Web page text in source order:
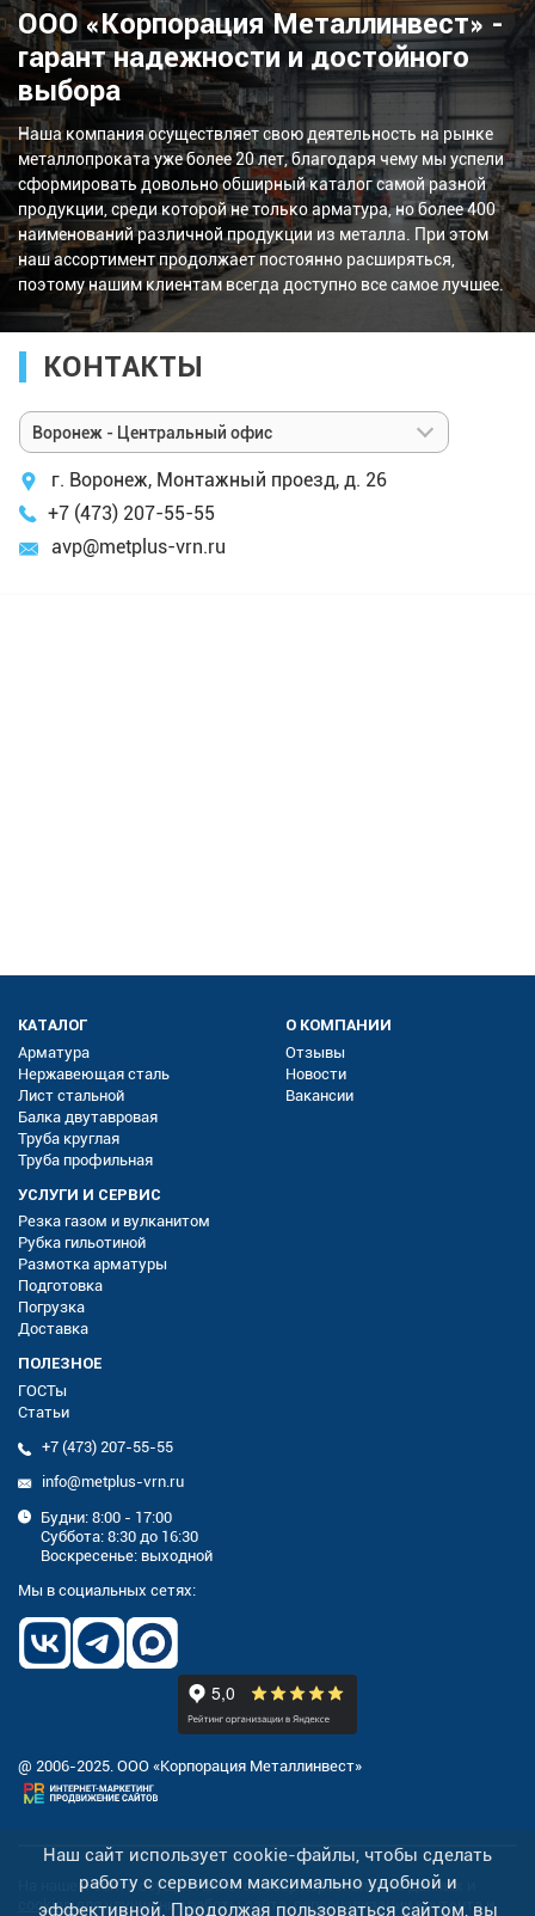
ООО «Корпорация Металлинвест» -
гарант надежности и достойного
выбора
Наша компания осуществляет свою деятельность на рынке
металлопроката уже более 20 лет, благодаря чему мы успели
сформировать довольно обширный каталог самой разной
продукции, среди которой не только арматура, но более 400
наименований различной продукции из металла. При этом
наш ассортимент продолжает постоянно расширяться,
поэтому нашим клиентам всегда доступно все самое лучшее.
КОНТАКТЫ
Воронеж - Центральный офис
г. Воронеж, Монтажный проезд, д. 26
+7 (473) 207-55-55
avp@metplus-vrn.ru
КАТАЛОГ
Арматура
Нержавеющая сталь
Лист стальной
Балка двутавровая
Труба круглая
Труба профильная
О КОМПАНИИ
Отзывы
Новости
Вакансии
УСЛУГИ И СЕРВИС
Резка газом и вулканитом
Рубка гильотиной
Размотка арматуры
Подготовка
Погрузка
Доставка
ПОЛЕЗНОЕ
ГОСТы
Статьи
+7 (473) 207-55-55
info@metplus-vrn.ru
Будни: 8:00 - 17:00
Суббота: 8:30 до 16:30
Воскресенье: выходной
Мы в социальных сетях:
@ 2006-2025. ООО «Корпорация Металлинвест»
На нашем сайте осуществляется сбор персональных данных и
cookiesдля улучшения работы сайта, персонализации контента и
Наш сайт использует cookie-файлы, чтобы сделать
работу с сервисом максимально удобной и
эффективной. Продолжая пользоваться сайтом, вы